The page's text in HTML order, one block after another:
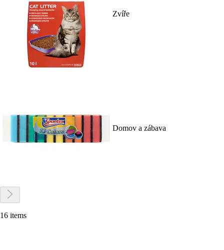
Zvíře
Domov a zábava
16 items